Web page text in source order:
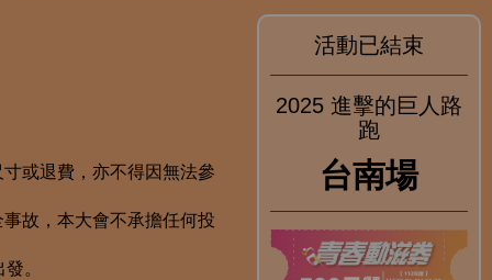
或退費，亦不得因無法參
故，本大會不承擔任何投
。
活動已結束
2025 進擊的巨人路
跑
台南場